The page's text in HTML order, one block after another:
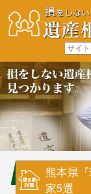
熊本県
家5選